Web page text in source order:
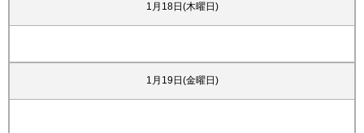
1月18日(木曜日)
1月19日(金曜日)